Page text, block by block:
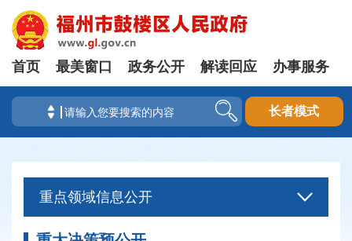
首页 最美窗口 政务公开 解读回应 办事服务
长者模式
重点领域信息公开